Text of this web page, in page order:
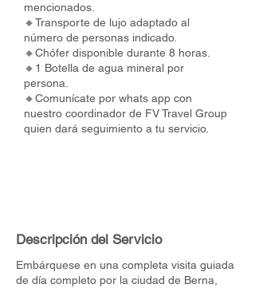
mencionados.
🔸Transporte de lujo adaptado al
número de personas indicado.
🔸Chófer disponible durante 8 horas.
🔸1 Botella de agua mineral por
persona.
🔸Comunícate por whats app con
nuestro coordinador de FV Travel Group
quien dará seguimiento a tu servicio.
Descripción del Servicio
Embárquese en una completa visita guiada
de día completo por la ciudad de Berna,